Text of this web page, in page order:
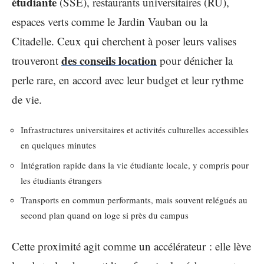
espaces verts comme le Jardin Vauban ou la
Citadelle. Ceux qui cherchent à poser leurs valises
trouveront des conseils location pour dénicher la
perle rare, en accord avec leur budget et leur rythme
de vie.
Infrastructures universitaires et activités culturelles accessibles
en quelques minutes
Intégration rapide dans la vie étudiante locale, y compris pour
les étudiants étrangers
Transports en commun performants, mais souvent relégués au
second plan quand on loge si près du campus
Cette proximité agit comme un accélérateur : elle lève